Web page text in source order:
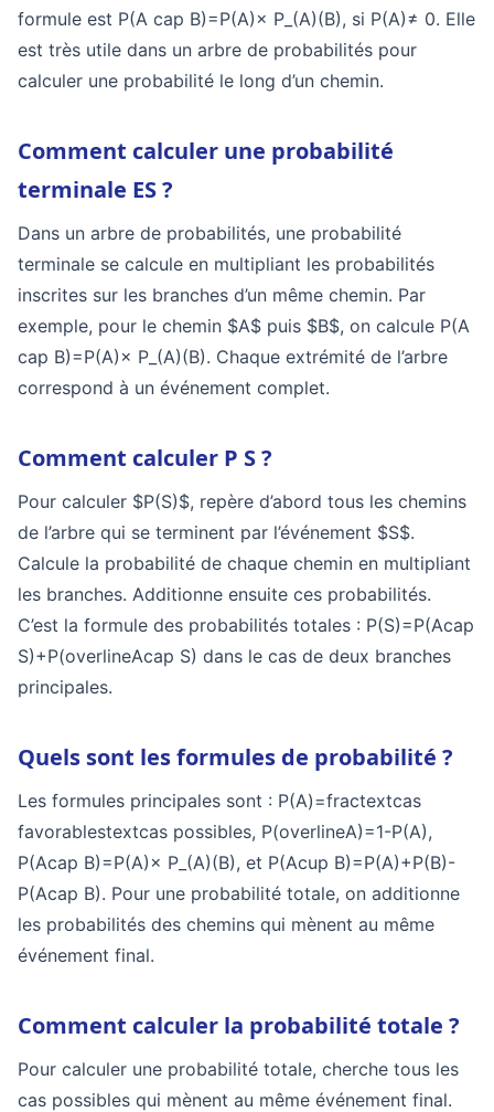
formule est P(A cap B)=P(A)× P_(A)(B), si P(A)≠ 0. Elle
est très utile dans un arbre de probabilités pour
calculer une probabilité le long d’un chemin.
Comment calculer une probabilité
terminale ES ?
Dans un arbre de probabilités, une probabilité
terminale se calcule en multipliant les probabilités
inscrites sur les branches d’un même chemin. Par
exemple, pour le chemin $A$ puis $B$, on calcule P(A
cap B)=P(A)× P_(A)(B). Chaque extrémité de l’arbre
correspond à un événement complet.
Comment calculer P S ?
Pour calculer $P(S)$, repère d’abord tous les chemins
de l’arbre qui se terminent par l’événement $S$.
Calcule la probabilité de chaque chemin en multipliant
les branches. Additionne ensuite ces probabilités.
C’est la formule des probabilités totales : P(S)=P(Acap
S)+P(overlineAcap S) dans le cas de deux branches
principales.
Quels sont les formules de probabilité ?
Les formules principales sont : P(A)=fractextcas
favorablestextcas possibles, P(overlineA)=1-P(A),
P(Acap B)=P(A)× P_(A)(B), et P(Acup B)=P(A)+P(B)-
P(Acap B). Pour une probabilité totale, on additionne
les probabilités des chemins qui mènent au même
événement final.
Comment calculer la probabilité totale ?
Pour calculer une probabilité totale, cherche tous les
cas possibles qui mènent au même événement final.